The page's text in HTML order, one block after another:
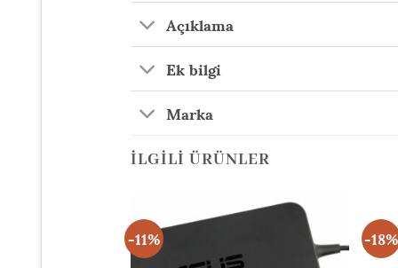
Açıklama
Ek bilgi
Marka
İLGILI ÜRÜNLER
-11% -18%